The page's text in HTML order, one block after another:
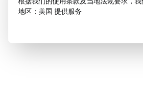
地区：美国 提供服务